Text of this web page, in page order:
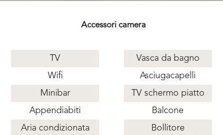
Accessori camera
TV
Wifi
Minibar
Appendiabiti
Aria condizionata
Vasca da bagno
Asciugacapelli
TV schermo piatto
Balcone
Bollitore